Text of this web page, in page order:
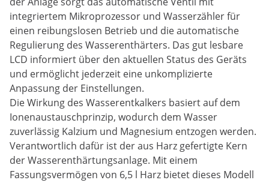
integriertem Mikroprozessor und Wasserzähler für
einen reibungslosen Betrieb und die automatische
Regulierung des Wasserenthärters. Das gut lesbare
LCD informiert über den aktuellen Status des Geräts
und ermöglicht jederzeit eine unkomplizierte
Anpassung der Einstellungen.
Die Wirkung des Wasserentkalkers basiert auf dem
Ionenaustauschprinzip, wodurch dem Wasser
zuverlässig Kalzium und Magnesium entzogen werden.
Verantwortlich dafür ist der aus Harz gefertigte Kern
der Wasserenthärtungsanlage. Mit einem
Fassungsvermögen von 6,5 l Harz bietet dieses Modell